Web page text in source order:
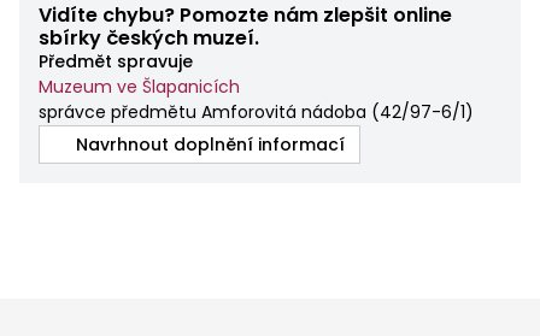
Vidíte chybu? Pomozte nám zlepšit online
sbírky českých muzeí.
Předmět spravuje
Muzeum ve Šlapanicích
správce předmětu Amforovitá nádoba (42/97-6/1)
Navrhnout doplnění informací